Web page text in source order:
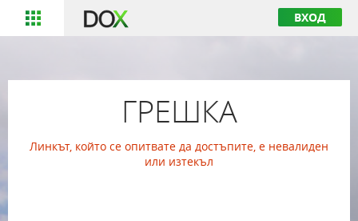
ВХОД
ГРЕШКА
Линкът, който се опитвате да достъпите, е невалиден
или изтекъл